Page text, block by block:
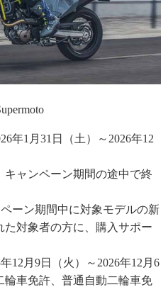
年1月31日（土）～2026年12
ャンペーン期間の途中で終
ペーン期間中に対象モデルの新
対象者の方に、購入サポー
年12月9日（火）～2026年12月6
輪車免許、普通自動二輪車免